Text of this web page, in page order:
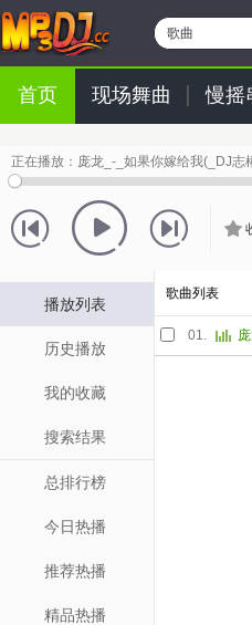
歌曲
首页 现场舞曲 慢摇
正在播放： 庞龙_-_如果你嫁给我(_DJ
播放列表
历史播放
我的收藏
搜索结果
总排行榜
今日热播
推荐热播
精品热播
歌曲列表
01.